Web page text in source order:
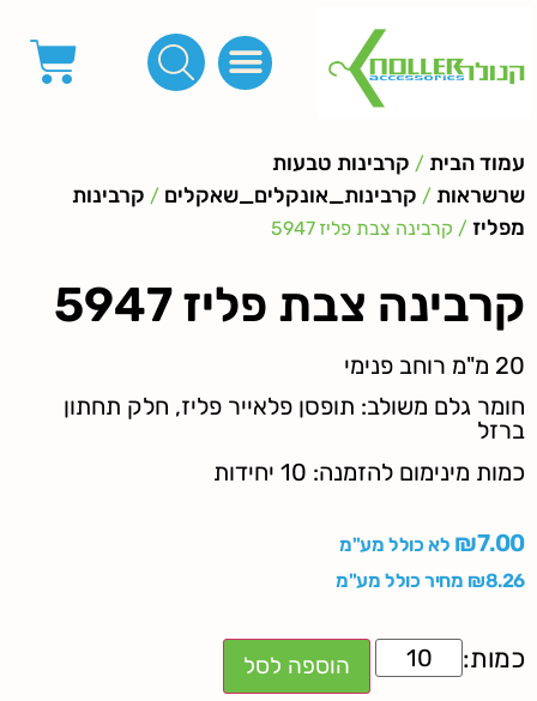
עמוד הבית / קרבינות טבעות
שרשראות / קרבינות_אונקלים_שאקלים / קרבינות
מפליז / קרבינה צבת פליז 5947
קרבינה צבת פליז 5947
20 מ"מ רוחב פנימי
חומר גלם משולב: תופסן פלאייר פליז, חלק תחתון
ברזל
כמות מינימום להזמנה: 10 יחידות
₪7.00
לא כולל מע"מ
₪8.26 מחיר כולל מע"מ
הוספה לסל